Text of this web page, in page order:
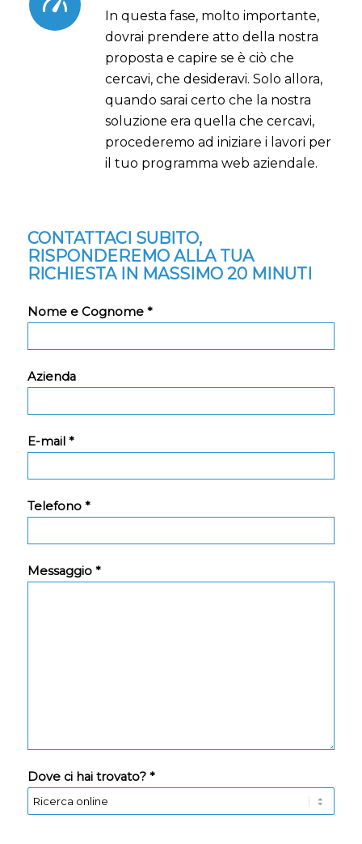
In questa fase, molto importante,
dovrai prendere atto della nostra
proposta e capire se è ciò che
cercavi, che desideravi. Solo allora,
quando sarai certo che la nostra
soluzione era quella che cercavi,
procederemo ad iniziare i lavori per
il tuo programma web aziendale.
CONTATTACI SUBITO,
RISPONDEREMO ALLA TUA
RICHIESTA IN MASSIMO 20 MINUTI
Nome e Cognome *
Azienda
E-mail *
Telefono *
Messaggio *
Dove ci hai trovato? *